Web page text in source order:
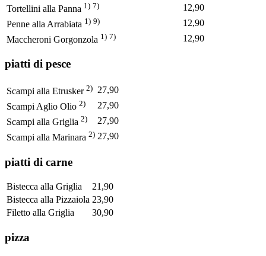
Tortellini alla Panna 1) 7)
12,90
Penne alla Arrabiata 1) 9)
12,90
Maccheroni Gorgonzola 1) 7) 12,90
piatti di pesce
Scampi alla Etrusker 2) 27,90
Scampi Aglio Olio 2)
27,90
Scampi alla Griglia 2)
27,90
Scampi alla Marinara 2) 27,90
piatti di carne
Bistecca alla Griglia
21,90
Bistecca alla Pizzaiola 23,90
Filetto alla Griglia
30,90
pizza